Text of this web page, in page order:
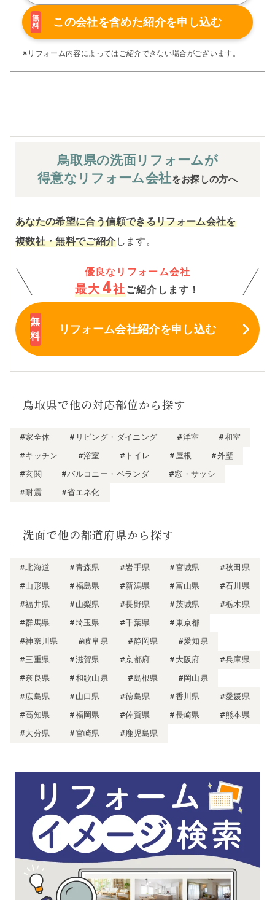
括する「専属棟梁制」、豊富な実績に裏付けられた充実の
施工マニュアルや検査体制により高い施工品質を実現。
さらに、住友不動産のリフォームならではの充実の保証、
アフターサービス体制で工事後も安心です。
ぜひ、あなたの大切なお住まいの再生を私たちにお任せく
無
料
この会社を含めた紹介を申し込む
※リフォーム内容によってはご紹介できない場合がございます。
鳥取県の洗面 リフォームが
得意なリフォーム会社をお探しの方へ
あなたの希望に合う信頼できるリフォーム会社を
複数社・無料でご紹介します。
優良なリフォーム会社
最大 4社 ご紹介します！
リフォーム会社紹介を申し込む
鳥取県で他の対応部位から探す
#家全体 #リビング・ダイニング #洋室
#和室
#キッチン
#浴室 #トイレ #屋根
#外壁
#玄関
#バルコニー・ベランダ
#窓・サッシ
#耐震
#省エネ化
洗面で他の都道府県から探す
#北海道 #青森県 #岩手県 #宮城県
#秋田県
#山形県
#福島県 #新潟県 #富山県
#石川県
#福井県
#山梨県 #長野県 #茨城県
#栃木県
#群馬県
#埼玉県 #千葉県
#東京都
#神奈川県
#岐阜県 #静岡県
#愛知県
#三重県
#滋賀県 #京都府 #大阪府
#兵庫県
#奈良県
#和歌山県 #島根県
#岡山県
#広島県
#山口県 #徳島県 #香川県
#愛媛県
#高知県
#福岡県 #佐賀県 #長崎県
#熊本県
#大分県
#宮崎県 #鹿児島県